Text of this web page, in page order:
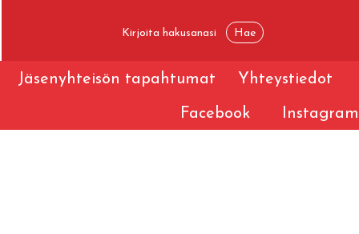
Jäsenyhteisön tapahtumat Yhteystiedot
Facebook Instagram